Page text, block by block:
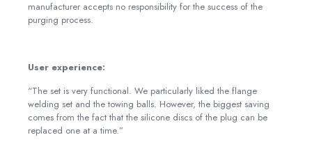
manufacturer accepts no responsibility for the success of the
purging process.
User experience:
“The set is very functional. We particularly liked the flange
welding set and the towing balls. However, the biggest saving
comes from the fact that the silicone discs of the plug can be
replaced one at a time.”